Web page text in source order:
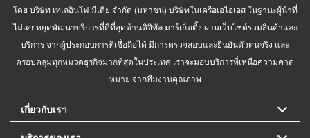
โดย บริษัท เทเลอินโฟ มีเดีย จำกัด (มหาชน) บริษัทในเครือเอไอเอส ในฐานะผู้นำที่
ไม่เคยหยุดพัฒนาบริการที่ดีที่สุดด้านดิจิทัล มาร์เก็ตติ้ง ผ่านเว็บไซต์รวมสินค้าและ
บริการ จากผู้ประกอบการที่เชื่อถือได้ มีการตรวจสอบและยืนยันตัวตนจริง และ
ครอบคลุมทุกหมวดธุรกิจมากที่สุดในประเทศ เราจะมอบบริการที่เหนือความคาด
หมาย จากทีมงานคุณภาพ
เกี่ยวกับเรา